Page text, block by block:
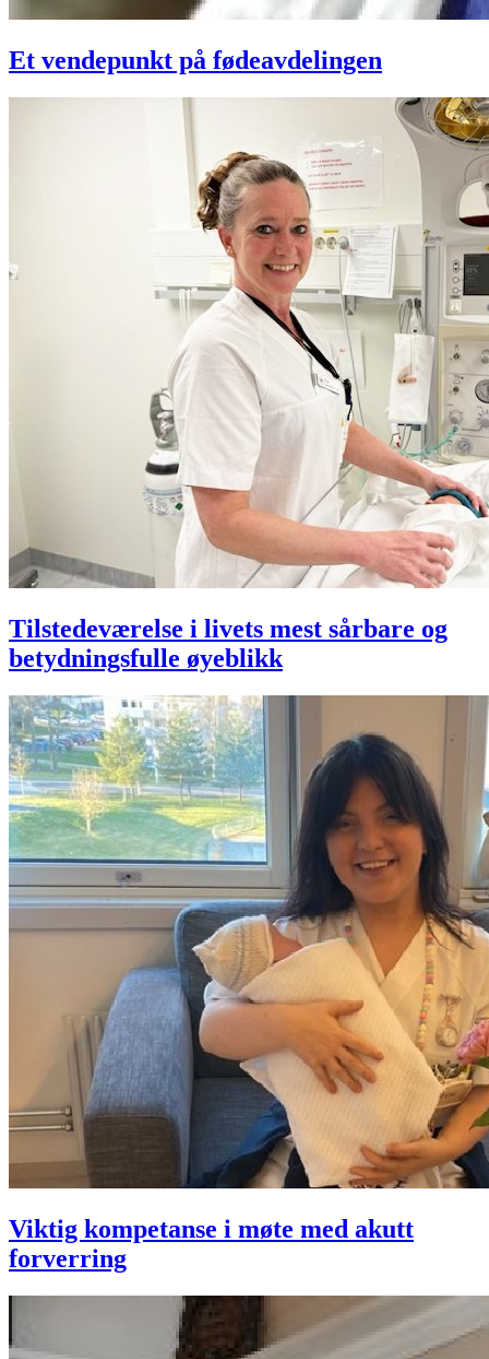
Et vendepunkt på fødeavdelingen
Tilstedeværelse i livets mest sårbare og
betydningsfulle øyeblikk
Viktig kompetanse i møte med akutt
forverring